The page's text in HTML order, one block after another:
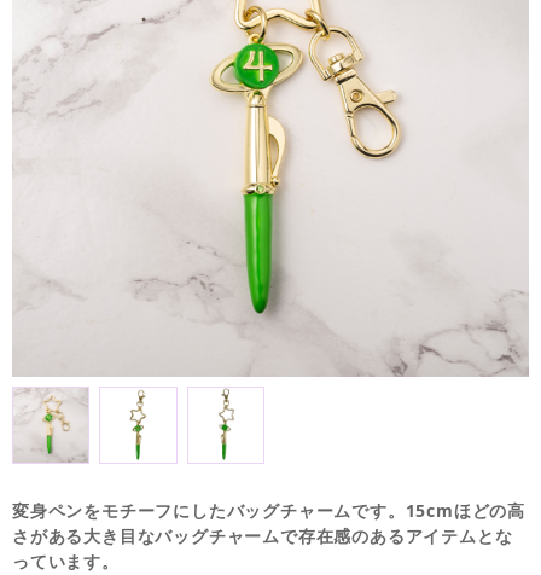
変身ペンをモチーフにしたバッグチャームです。15cmほどの高
さがある大き目なバッグチャームで存在感のあるアイテムとな
っています。